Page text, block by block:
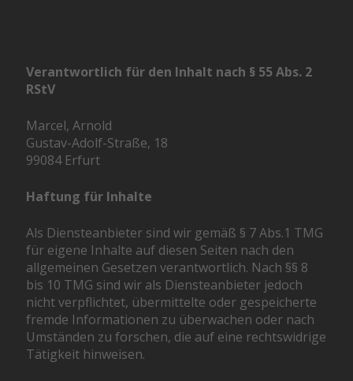
Verantwortlich für den Inhalt nach § 55 Abs. 2
RStV
Marcel, Arnold
Gustav-Adolf-Straße, 18
99084 Erfurt
Haftung für Inhalte
Als Diensteanbieter sind wir gemäß § 7 Abs.1 TMG
für eigene Inhalte auf diesen Seiten nach den
allgemeinen Gesetzen verantwortlich. Nach §§ 8
bis 10 TMG sind wir als Diensteanbieter jedoch
nicht verpflichtet, übermittelte oder gespeicherte
fremde Informationen zu überwachen oder nach
Umständen zu forschen, die auf eine rechtswidrige
Tätigkeit hinweisen.